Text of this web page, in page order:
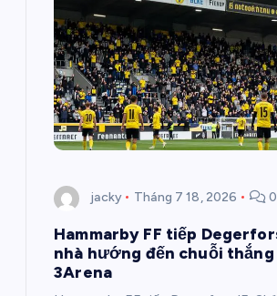
jacky Tháng 7 18, 2026
Hammarby FF tiếp
nhà hướng đến chuỗi
3Arena